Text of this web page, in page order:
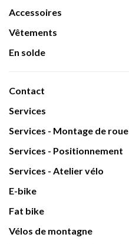
Accessoires
Vêtements
En solde
Contact
Services
Services - Montage de roue
Services - Positionnement
Services - Atelier vélo
E-bike
Fat bike
Vélos de montagne